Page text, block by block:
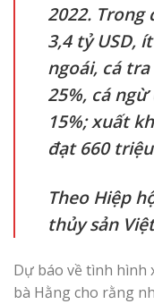
2022. Trong
3,4 tỷ USD,
ngoái, cá
25%, cá
15%; xuất
đạt 660 triệu
Theo Hiệp
thủy sản
Dự báo về tình
bà Hằng cho rằng